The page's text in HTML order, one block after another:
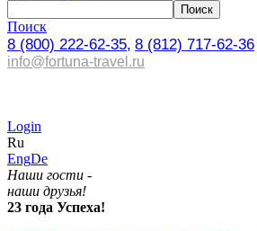
Поиск
8 (800) 222-62-35, 8 (812) 717-62-36
info@fortuna-travel.ru
Login
Ru
EngDe
Наши гости -
наши друзья!
23 года Успеха!